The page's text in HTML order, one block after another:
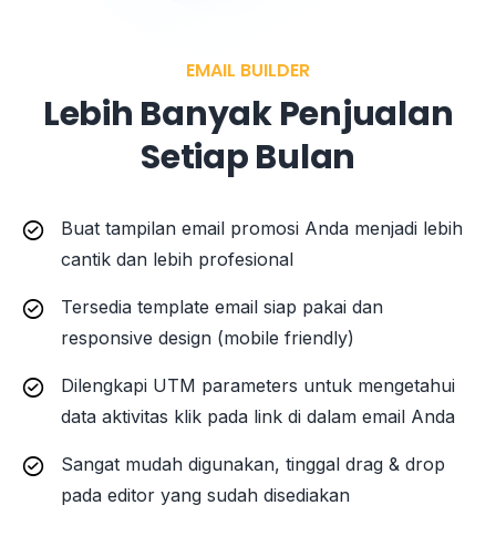
EMAIL BUILDER
Lebih Banyak Penjualan
Setiap Bulan
Buat tampilan email promosi Anda menjadi lebih
cantik dan lebih profesional
Tersedia template email siap pakai dan
responsive design (mobile friendly)
Dilengkapi UTM parameters untuk mengetahui
data aktivitas klik pada link di dalam email Anda
Sangat mudah digunakan, tinggal drag & drop
pada editor yang sudah disediakan